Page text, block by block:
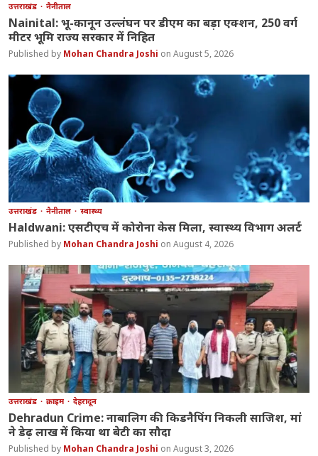
उत्तराखंड नैनीताल
Nainital: भू-कानून उल्लंघन पर डीएम का बड़ा एक्शन, 250 वर्ग
मीटर भूमि राज्य सरकार में निहित
Mohan Chandra Joshi August 5, 2026
उत्तराखंड नैनीताल स्वास्थ्य
Haldwani: एसटीएच में कोरोना केस मिला, स्वास्थ्य विभाग अलर्ट
Mohan Chandra Joshi August 4, 2026
उत्तराखंड क्राइम देहरादून
Dehradun Crime: नाबालिग की किडनैपिंग निकली साजिश, मां
ने डेढ़ लाख में किया था बेटी का सौदा
Mohan Chandra Joshi August 3, 2026